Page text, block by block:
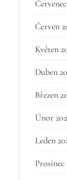
Červen
Květen
Duben
Březen
Únor
Leden
Prosinec